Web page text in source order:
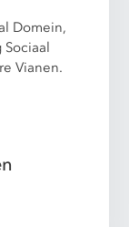
Domein,
Vianen.